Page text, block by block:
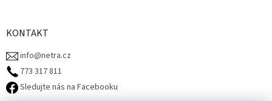
KONTAKT
info@netra.cz
773 317 811‬
Sledujte nás na Facebooku